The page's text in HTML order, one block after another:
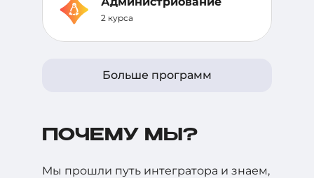
2 курса
Больше программ
ПОЧЕМУ МЫ?
Мы прошли путь интегратора и знаем,